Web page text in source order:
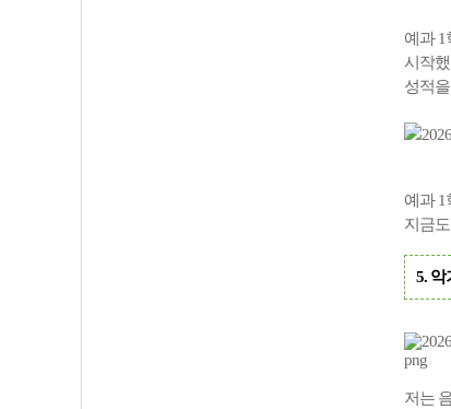
예과 1
시작
성적
예과1
지금도
5. 악
저는